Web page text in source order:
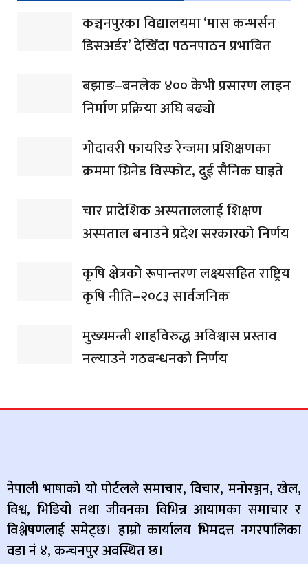
कञ्चनपुरका विद्यालयमा ‘मास कन्भर्सन
डिसअर्डर’ देखिँदा पठनपाठन प्रभावित
बझाङ–बनलेक ४०० केभी प्रसारण लाइन
निर्माण प्रक्रिया अघि बढ्यो
गोदावरी फायरिङ रेन्जमा प्रशिक्षणका
क्रममा ग्रिनेड विस्फोट, दुई सैनिक घाइते
चार प्रादेशिक अस्पताललाई शिक्षण
अस्पताल बनाउने प्रदेश सरकारको निर्णय
कृषि क्षेत्रको रूपान्तरण लक्ष्यसहित राष्ट्रिय
कृषि नीति–२०८३ सार्वजनिक
मुख्यमन्त्री शाहविरुद्ध अविश्वास प्रस्ताव
नल्याउने गठबन्धनको निर्णय
नेपाली भाषाको यो पोर्टलले समाचार, विचार, मनोरञ्जन, खेल,
विश्व, भिडियो तथा जीवनका विभिन्न आयामका समाचार र
विश्लेषणलाई समेट्छ। हाम्रो कार्यालय भिमदत्त नगरपालिका
वडा नं ४, कन्चनपुर अवस्थित छ।